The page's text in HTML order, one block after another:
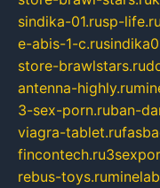
sindika-01.rusp-life.ru
e-abis-1-c.ru
store-brawlstars.ru
antenna-highly.ru
3-sex-porn.ruban-
viagra-tablet.ru
fincontech.ru
rebus-toys.ru